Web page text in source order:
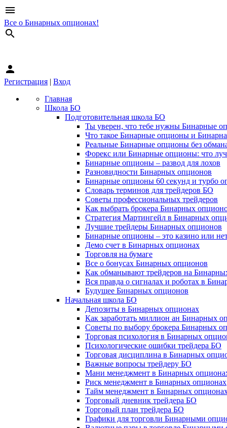
menu
Все о Бинарных опционах!
search
person
Регистрация | Вход
Главная
Школа БО
Подготовительная школа БО
Ты уверен, что тебе нужны Бинарные
Что такое Бинарные опционы и
Реальные Бинарные опционы без
Форекс или Бинарные опционы: что
Бинарные опционы – развод для лохов
Разновидности Бинарных опционов
Бинарные опционы 60 секунд и турбо
Словарь терминов для трейдеров БО
Советы профессиональных трейдеров
Как выбрать брокера Бинарных
Стратегия Мартингейл в Бинарных
Лучшие трейдеры Бинарных опционов
Бинарные опционы – это казино или
Демо счет в Бинарных опционах
Торговля на бумаге
Все о бонусах Бинарных опционов
Как обманывают трейдеров на
Вся правда о сигналах и роботах в
Будущее Бинарных опционов
Начальная школа БО
Депозиты в Бинарных опционах
Как заработать миллион ан Бинарных
Советы по выбору брокера Бинарных
Торговая психология в Бинарных
Психологические ошибки трейдера БО
Торговая дисциплина в Бинарных
Важные вопросы трейдеру БО
Мани менеджмент в Бинарных
Риск менеджмент в Бинарных опционах
Тайм менеджмент в Бинарных
Торговый дневник трейдера БО
Торговый план трейдера БО
Графики для торговли Бинарными